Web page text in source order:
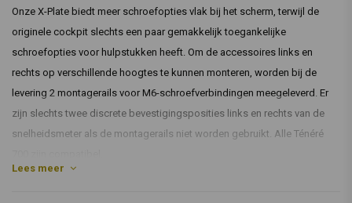
Onze X-Plate biedt meer schroefopties vlak bij het scherm, terwijl de
originele cockpit slechts een paar gemakkelijk toegankelijke
schroefopties voor hulpstukken heeft. Om de accessoires links en
rechts op verschillende hoogtes te kunnen monteren, worden bij de
levering 2 montagerails voor M6-schroefverbindingen meegeleverd. Er
zijn slechts twee discrete bevestigingsposities links en rechts van de
snelheidsmeter als de montagerails niet worden gebruikt. Alle Ténéré
Lees meer